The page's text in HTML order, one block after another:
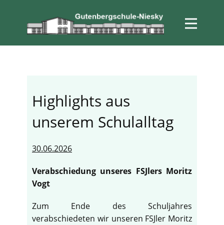
Highlights aus
unserem Schulalltag
30.06.2026
Verabschiedung unseres FSJlers Moritz
Vogt
Zum Ende des Schuljahres
verabschiedeten wir unseren FSJler Moritz